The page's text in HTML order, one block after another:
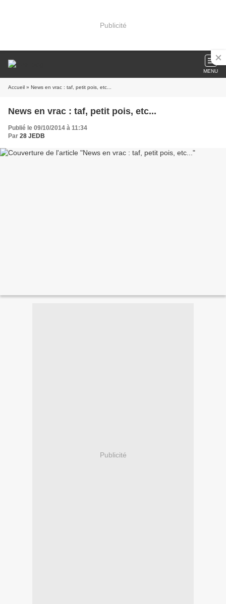
Publicité
MENU
Accueil » News en vrac : taf, petit pois, etc...
News en vrac : taf, petit pois, etc...
Publié le 09/10/2014 à 11:34
Par 28 JEDB
Publicité